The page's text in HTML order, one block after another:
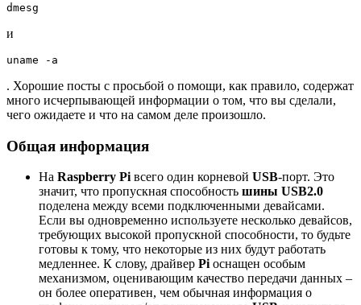
и
. Хорошие посты с просьбой о помощи, как правило, содержат
много исчерпывающей информации о том, что вы сделали,
чего ожидаете и что на самом деле произошло.
Общая информация
На Raspberry Pi всего один корневой USB-порт. Это
значит, что пропускная способность шины USB2.0
поделена между всеми подключенными девайсами.
Если вы одновременно используете несколько девайсов,
требующих высокой пропускной способности, то будьте
готовы к тому, что некоторые из них будут работать
медленнее. К слову, драйвер Pi оснащен особым
механизмом, оценивающим качество передачи данных –
он более оперативен, чем обычная информация о